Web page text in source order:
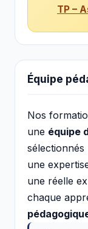
TP –
Équipe
Nos
une équipe
une
une réelle
chaque